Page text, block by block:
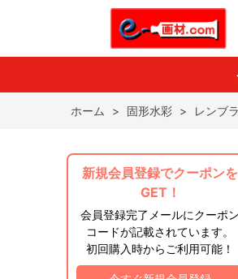
ホーム > 固形水彩 > レンブ
新規会員登録でクーポンを
GET！
会員登録完了メールにクーポン
コードが記載されています。
初回購入時からご利用可能！